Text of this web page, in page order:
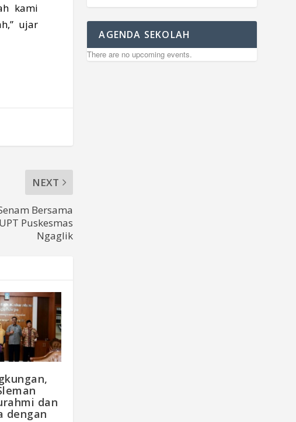
kami
ujar
NEXT
Bersama
Puskesmas
Ngaglik
dan
dengan
AGENDA SEKOLAH
There are no upcoming events.